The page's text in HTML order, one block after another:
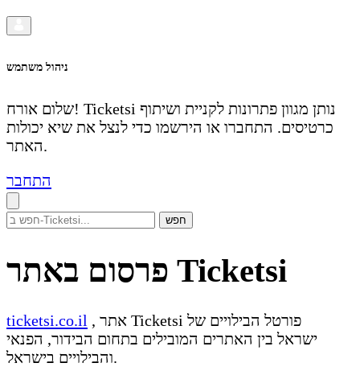
ניהול משתמש
שלום אורח! Ticketsi נותן מגוון פתרונות לקניית ושיתוף
כרטיסים. התחברו או הירשמו כדי לנצל את שיא יכולות
האתר.
התחבר
חפש
פרסום באתר Ticketsi
ticketsi.co.il , אתר Ticketsi פורטל הבילויים של
ישראל בין האתרים המובילים בתחום הבידור, הפנאי
והבילויים בישראל.